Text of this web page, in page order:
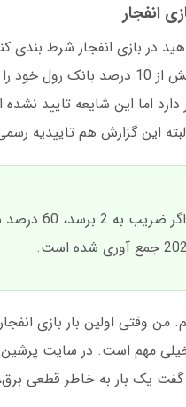
انفجار
قانون اول: هرگز بیش از 10
این گزارش هم تاییدیه
مهم است. در سایت
برق، 2 میلیون تومان از دست داده است. این واقعیت بازی انفجار